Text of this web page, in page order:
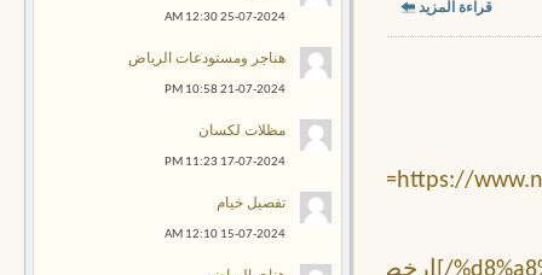
قراءة المزيد
[url=https://
%d8%a8%d8%a7%d9%84%d8%b1%d9%8a%d8%a7%d8%b6/]ارخص
25-07-2024
12:30 AM
هناجر ومستودعات الرياض
21-07-2024
10:58 PM
مظلات لكسان
17-07-2024
11:23 PM
تفصيل خيام
15-07-2024
12:10 AM